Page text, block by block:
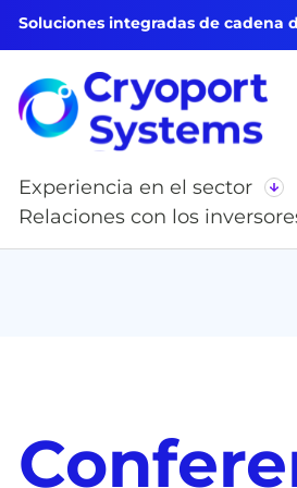
Soluciones integradas de cadena
Experiencia en el sector
Relaciones con los